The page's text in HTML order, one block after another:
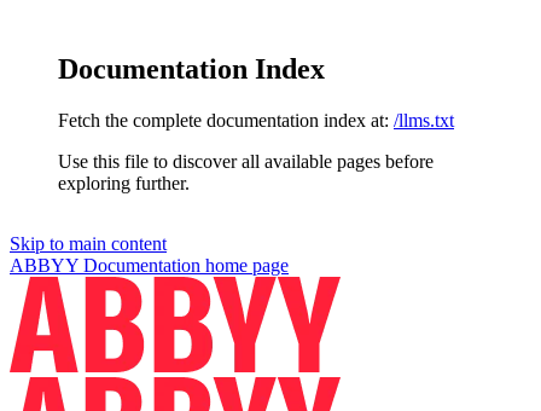
Documentation Index
Fetch the complete documentation index at: /llms.txt
Use this file to discover all available pages before
exploring further.
Skip to main content
ABBYY Documentation home page